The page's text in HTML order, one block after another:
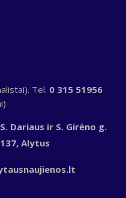
Tel. 0 315 51956
S. Dariaus ir S. Girėno g.
Alytus